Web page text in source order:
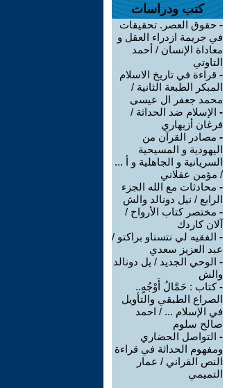
كتب ودراسات
- حقوق العصر. تحقيقات
في جريمة ازدراء العقل و
معاداة الإنسان / أحمد
التاوتي
- قراءة في تاريخ الاسلام
المبكر الطبعة الثانية /
محمد جعفر ال عيسى
- الإسلام ضد الحداثة /
فرغان أزيهاري
- مصادر القرآن من
اليهودية و المسيحية
السريانية و الجاهلية و أ ...
/ مؤمن عقلاني
- محادثات مع الله الجزء
الرابع / نيل دونالد والش
- مختصر كتاب الأرواح /
آلان كاردك
- الفقيه لي نتسناو براكتو /
عبد العزيز سعدي
- الوحي الجديد / يل دونالد
والش
-كتاب : حَمَّالُ أَوْجُهٍ..
الصراع الطبقي والتأويل
في الإسلام ... / احمد
صالح سلوم
- التواصل الحضاري
ومفهوم الحداثة في قراءة
النص القراني / عمار
التميمي